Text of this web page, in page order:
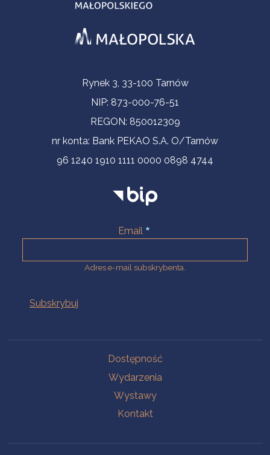
Informacje kontaktoweRynek 3, 33-100 Tarnów
NIP: 873-000-76-51
REGON: 850012309
nr konta: Bank PEKAO S.A. O/Tarnów
96 1240 1910 1111 0000 0898 4744
Email
Adres e-mail subskrybenta.
Dostępność
Wydarzenia
Wystawy
Kontakt